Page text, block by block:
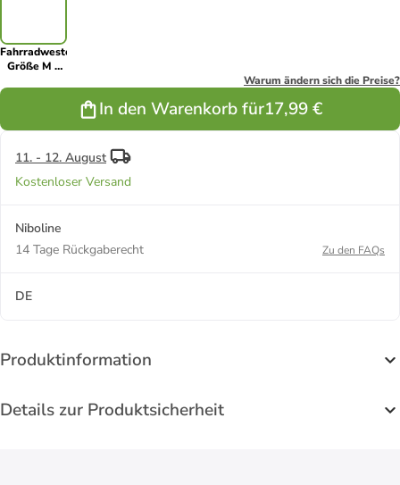
Fahrradweste
Größe M –
Warum ändern sich die Preise?
In den Warenkorb für17,99 €
11. - 12. August
Kostenloser Versand
Niboline
14 Tage Rückgaberecht
Zu den FAQs
DE
Produktinformation
Details zur Produktsicherheit